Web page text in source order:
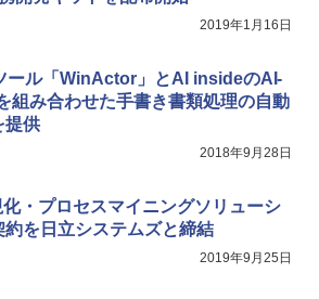
2019年1月16日
ール「WinActor」とAI insideのAI-
組み合わせた手書き書類処理の自動
提供
2018年9月28日
・プロセスマイニングソリューシ
約を日立システムズと締結
2019年9月25日